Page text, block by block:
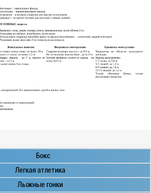
Бокс
Легкая атлетика
Лыжные гонки